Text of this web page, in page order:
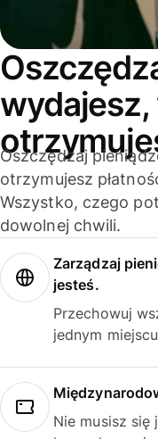
wydajesz,
Oszczędzaj
otrzymujesz
Wszystko, czego
dowolnej chwili.
Zarządzaj
jesteś.
Przechowuj
jednym
Nie musisz